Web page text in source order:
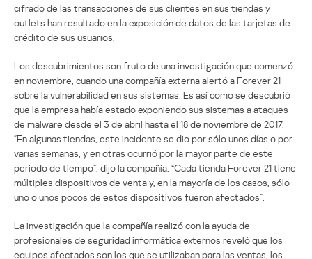
cifrado de las transacciones de sus clientes en sus tiendas y
outlets han resultado en la exposición de datos de las tarjetas de
crédito de sus usuarios.
Los descubrimientos son fruto de una investigación que comenzó
en noviembre, cuando una compañía externa alertó a Forever 21
sobre la vulnerabilidad en sus sistemas. Es así como se descubrió
que la empresa había estado exponiendo sus sistemas a ataques
de malware desde el 3 de abril hasta el 18 de noviembre de 2017.
“En algunas tiendas, este incidente se dio por sólo unos días o por
varias semanas, y en otras ocurrió por la mayor parte de este
periodo de tiempo”, dijo la compañía. “Cada tienda Forever 21 tiene
múltiples dispositivos de venta y, en la mayoría de los casos, sólo
uno o unos pocos de estos dispositivos fueron afectados”.
La investigación que la compañía realizó con la ayuda de
profesionales de seguridad informática externos reveló que los
equipos afectados son los que se utilizaban para las ventas, los